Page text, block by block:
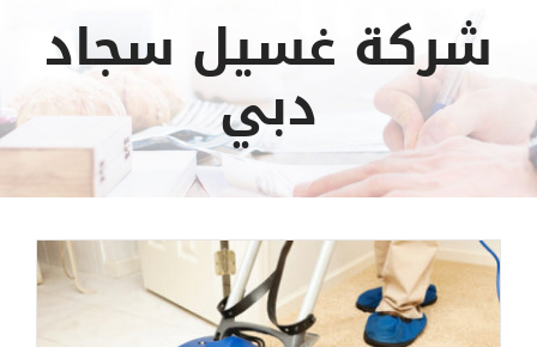
شركة غسيل سجاد
دبي